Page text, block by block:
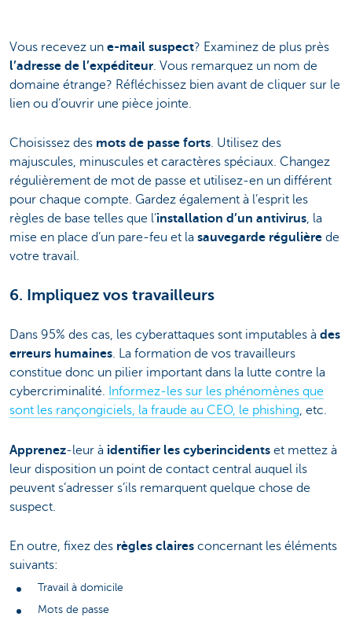
Vous recevez un e-mail suspect? Examinez de plus près
l’adresse de l’expéditeur. Vous remarquez un nom de
domaine étrange? Réfléchissez bien avant de cliquer sur le
lien ou d’ouvrir une pièce jointe.
Choisissez des mots de passe forts. Utilisez des
majuscules, minuscules et caractères spéciaux. Changez
régulièrement de mot de passe et utilisez-en un différent
pour chaque compte. Gardez également à l’esprit les
règles de base telles que l’installation d’un antivirus, la
mise en place d’un pare-feu et la sauvegarde régulière de
votre travail.
6. Impliquez vos travailleurs
Dans 95% des cas, les cyberattaques sont imputables à des
erreurs humaines. La formation de vos travailleurs
constitue donc un pilier important dans la lutte contre la
cybercriminalité. Informez-les sur les phénomènes que
sont les rançongiciels, la fraude au CEO, le phishing, etc.
Apprenez-leur à identifier les cyberincidents et mettez à
leur disposition un point de contact central auquel ils
peuvent s’adresser s’ils remarquent quelque chose de
suspect.
En outre, fixez des règles claires concernant les éléments
suivants:
Travail à domicile
Mots de passe